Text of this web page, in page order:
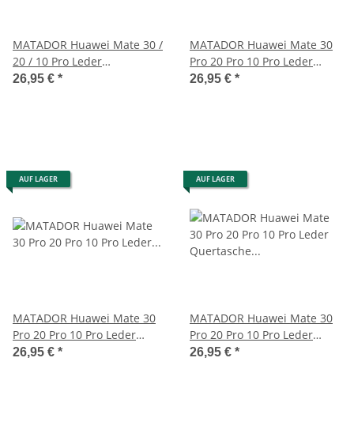
MATADOR Huawei Mate 30 /
20 / 10 Pro Leder
Handytasche Clip Braun
26,95 € *
MATADOR Huawei Mate 30
Pro 20 Pro 10 Pro Leder
Gürteltasche Schwarz
26,95 € *
AUF LAGER
MATADOR Huawei Mate 30
Pro 20 Pro 10 Pro Leder
Handytasche Braun
26,95 € *
AUF LAGER
MATADOR Huawei Mate 30
Pro 20 Pro 10 Pro Leder
Quertasche Schwarz
26,95 € *